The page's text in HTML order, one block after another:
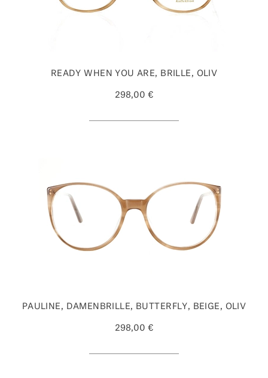
READY WHEN YOU ARE, BRILLE, OLIV
298,00 €
PAULINE, DAMENBRILLE, BUTTERFLY, BEIGE, OLIV
298,00 €